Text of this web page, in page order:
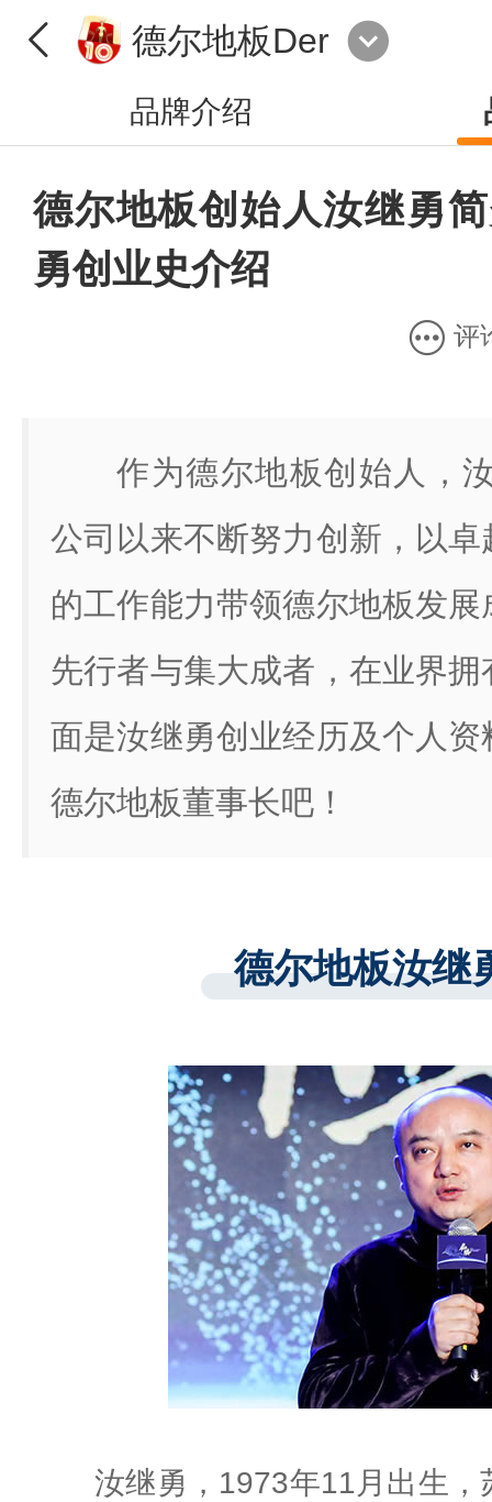
德尔地板Der
品牌介绍
德尔地板创始人汝继勇
勇创业史介绍
评
作为德尔地板创始人，
公司以来不断努力创新，以
的工作能力带领德尔地板发
先行者与集大成者，在业界
面是汝继勇创业经历及个人
德尔地板董事长吧！
德尔地板汝继
汝继勇，1973年11月出生